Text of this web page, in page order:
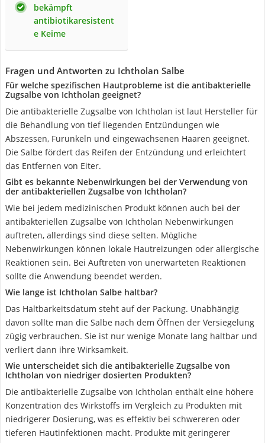
bekämpft
antibiotikaresistent
e Keime
Fragen und Antworten zu Ichtholan Salbe
Für welche spezifischen Hautprobleme ist die antibakterielle
Zugsalbe von Ichtholan geeignet?
Die antibakterielle Zugsalbe von Ichtholan ist laut Hersteller für
die Behandlung von tief liegenden Entzündungen wie
Abszessen, Furunkeln und eingewachsenen Haaren geeignet.
Die Salbe fördert das Reifen der Entzündung und erleichtert
das Entfernen von Eiter.
Gibt es bekannte Nebenwirkungen bei der Verwendung von
der antibakteriellen Zugsalbe von Ichtholan?
Wie bei jedem medizinischen Produkt können auch bei der
antibakteriellen Zugsalbe von Ichtholan Nebenwirkungen
auftreten, allerdings sind diese selten. Mögliche
Nebenwirkungen können lokale Hautreizungen oder allergische
Reaktionen sein. Bei Auftreten von unerwarteten Reaktionen
sollte die Anwendung beendet werden.
Wie lange ist Ichtholan Salbe haltbar?
Das Haltbarkeitsdatum steht auf der Packung. Unabhängig
davon sollte man die Salbe nach dem Öffnen der Versiegelung
zügig verbrauchen. Sie ist nur wenige Monate lang haltbar und
verliert dann ihre Wirksamkeit.
Wie unterscheidet sich die antibakterielle Zugsalbe von
Ichtholan von niedriger dosierten Produkten?
Die antibakterielle Zugsalbe von Ichtholan enthält eine höhere
Konzentration des Wirkstoffs im Vergleich zu Produkten mit
niedrigerer Dosierung, was es effektiv bei schwereren oder
tieferen Hautinfektionen macht. Produkte mit geringerer